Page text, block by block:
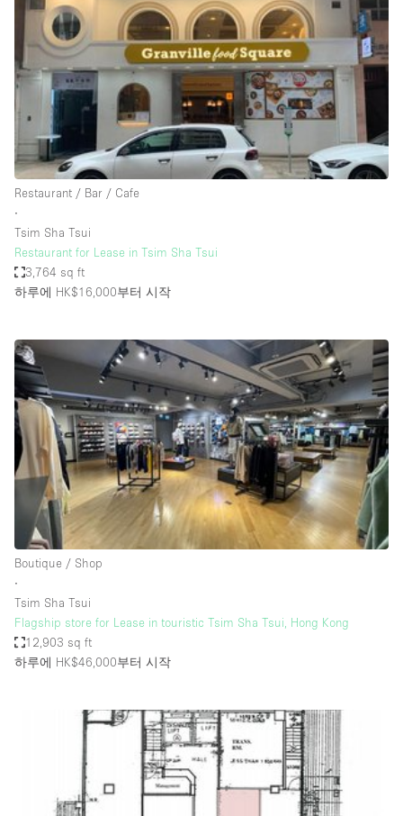
Restaurant / Bar / Cafe
Rooftop
Salon
Shop Share
Stall / Market Stall
Truck
Unique Space
Warehouse
공간 기능
Air Conditioning
Animals Friendly
Bar
Bathroom
Car Display
Concierge
Counters
Daylight
Elevator
Fitting Rooms
Garden
Ground Floor
Handicap Accessible
Restaurant / Bar / Cafe
∙
Tsim Sha Tsui
Restaurant for Lease in Tsim Sha Tsui
3,764 sq ft
하루에 HK$16,000부터 시작
Boutique / Shop
∙
Tsim Sha Tsui
Flagship store for Lease in touristic Tsim Sha Tsui, Hong Kong
12,903 sq ft
하루에 HK$46,000부터 시작